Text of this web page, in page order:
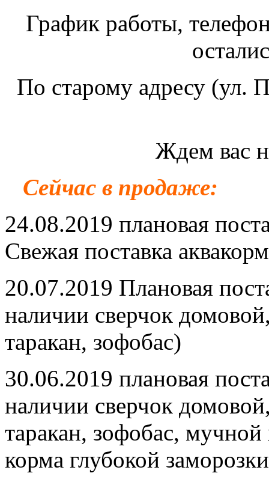
График работы,
По старому адресу (ул.
Ждем вас
Сейчас в продаже:
24.08.2019 плановая
Свежая поставка
20.07.2019 Плановая
наличии сверчок
таракан, зофобас)
30.06.2019 плановая
наличии сверчок
таракан, зофобас,
корма глубокой